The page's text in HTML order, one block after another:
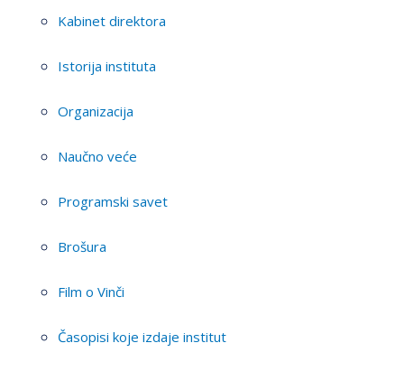
Kabinet direktora
Istorija instituta
Organizacija
Naučno veće
Programski savet
Brošura
Film o Vinči
Časopisi koje izdaje institut